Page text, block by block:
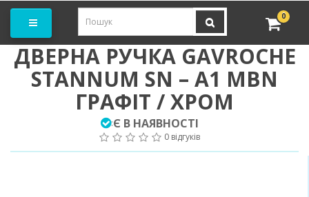
0
ДВЕРНА РУЧКА GAVROCHE
STANNUM SN – A1 MBN
ГРАФІТ / ХРОМ
:Є В НАЯВНОСТІ
0 відгуків